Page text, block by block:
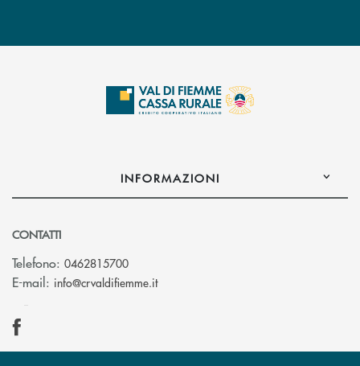
INFORMAZIONI
CONTATTI
Telefono: 0462815700
E-mail: info@crvaldifiemme.it(si apre l’app di posta elettronica)